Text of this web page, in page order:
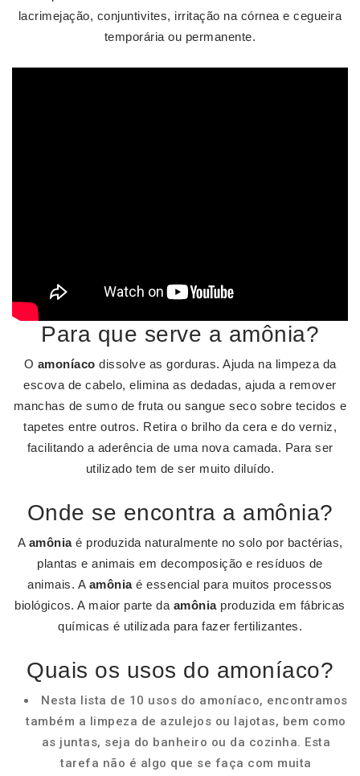
lacrimejação, conjuntivites, irritação na córnea e cegueira
temporária ou permanente.
Para que serve a amônia?
O amoníaco dissolve as gorduras. Ajuda na limpeza da
escova de cabelo, elimina as dedadas, ajuda a remover
manchas de sumo de fruta ou sangue seco sobre tecidos e
tapetes entre outros. Retira o brilho da cera e do verniz,
facilitando a aderência de uma nova camada. Para ser
utilizado tem de ser muito diluído.
Onde se encontra a amônia?
A amôniaé produzida naturalmente no solo por bactérias,
plantas e animais em decomposição e resíduos de
animais. A amôniaé essencial para muitos processos
biológicos. A maior parte da amôniaproduzida em fábricas
químicas é utilizada para fazer fertilizantes.
Quais os usos do amoníaco?
Nesta lista de 10 usos do amoníaco, encontramos
também a limpeza de azulejos ou lajotas, bem como
as juntas, seja do banheiro ou da cozinha. Esta
tarefa não é algo que se faça com muita